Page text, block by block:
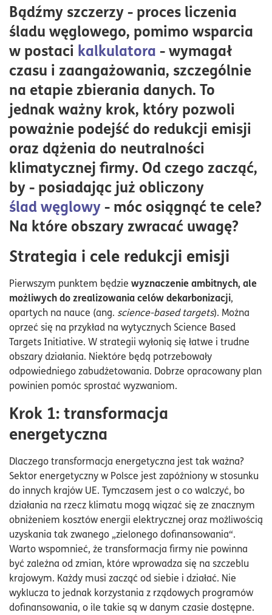
Krok 1: transformacja energetyczna
Krok 2: system transportowy firmy
Krok 3: budowa przewagi konkurencyjnej
Krok 4: działania wizerunkowe
Krok 5: oszacowanie kosztów związanych z redukcją
emisji
Reasumując: co zrobić, gdy ślad węglowy jest już
policzony?
Bądźmy szczerzy - proces liczenia
śladu węglowego, pomimo wsparcia
w postaci kalkulatora - wymagał
czasu i zaangażowania, szczególnie
na etapie zbierania danych. To
jednak ważny krok, który pozwoli
poważnie podejść do redukcji emisji
oraz dążenia do neutralności
klimatycznej firmy. Od czego zacząć,
by - posiadając już obliczony
ślad węglowy- móc osiągnąć te cele?
Na które obszary zwracać uwagę?
Strategia i cele redukcji emisji
Pierwszym punktem będzie wyznaczenie ambitnych, ale
możliwych do zrealizowania celów dekarbonizacji,
opartych na nauce (ang. science-based targets). Można
oprzeć się na przykład na wytycznych Science Based
Targets Initiative. W strategii wyłonią się łatwe i trudne
obszary działania. Niektóre będą potrzebowały
odpowiedniego zabudżetowania. Dobrze opracowany plan
powinien pomóc sprostać wyzwaniom.
Krok 1: transformacja
energetyczna
Dlaczego transformacja energetyczna jest tak ważna?
Sektor energetyczny w Polsce jest zapóźniony w stosunku
do innych krajów UE. Tymczasem jest o co walczyć, bo
działania na rzecz klimatu mogą wiązać się ze znacznym
obniżeniem kosztów energii elektrycznej oraz możliwością
uzyskania tak zwanego „zielonego dofinansowania“.
Warto wspomnieć, że transformacja firmy nie powinna
być zależna od zmian, które wprowadza się na szczeblu
krajowym. Każdy musi zacząć od siebie i działać. Nie
wyklucza to jednak korzystania z rządowych programów
dofinansowania, o ile takie są w danym czasie dostępne.